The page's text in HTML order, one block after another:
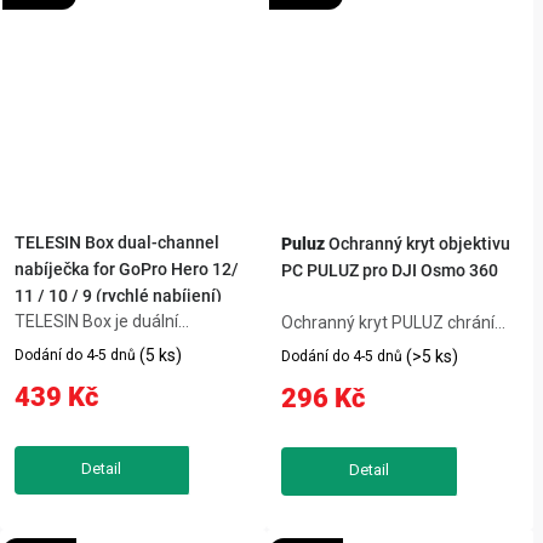
TELESIN Box dual-channel
nabíječka for GoPro Hero 12/
11 / 10 / 9 (rychlé nabíjení)
Dodání do 4-5 dnů (5 ks)
439 Kč
TELESIN Box je duální
nabíječka pro baterie GoPro
Hero 9–12 s podporou rychlého
nabíjení, která zároveň slouží
paměťových karet. Umožňuje
Puluz Ochranný kryt objektivu
PC PULUZ pro DJI Osmo 360
Dodání do 4-5 dnů (>5 ks)
296 Kč
Ochranný kryt PULUZ chrání
objektivy kamery DJI Osmo 360
před vodou, prachem,
mastnotou i poškrábáním,
náročném terénu bez obav o
poškození. Kvalitní...